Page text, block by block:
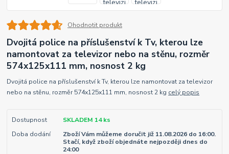
Ohodnotit produkt
Dvojitá police na příslušenství k Tv, kterou lze
namontovat za televizor nebo na stěnu, rozměr
574x125x111 mm, nosnost 2 kg
Dvojitá police na příslušenství k Tv, kterou lze namontovat za televizor
nebo na stěnu, rozměr 574x125x111 mm, nosnost 2 kg celý popis
Dostupnost
SKLADEM 14 ks
Doba dodání
Zboží Vám můžeme doručit již 11.08.2026 do 16:00.
Stačí, když zboží objednáte nejpozději dnes do
24:00